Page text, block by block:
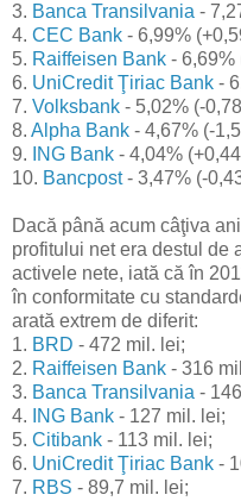
3. Banca Transilvania -
4. CEC Bank - 6,99%
5. Raiffeisen Bank - 6,69%
6. UniCredit Ţiriac Bank -
7. Volksbank - 5,02% (-
8. Alpha Bank - 4,67% (-
9.
ING Bank - 4,04%
10. Bancpost- 3,47% (-
Dacă până acum câţiva
profitului net era destul de
activele nete, iată că în
în conformitate cu
arată extrem de diferit:
1. BRD - 472 mil. lei;
2. Raiffeisen Bank - 316
3. Banca Transilvania -
4.
ING Bank - 127 mil. lei;
5. Citibank - 113 mil. lei;
6. UniCredit Ţiriac Bank -
7. RBS - 89,7 mil. lei;